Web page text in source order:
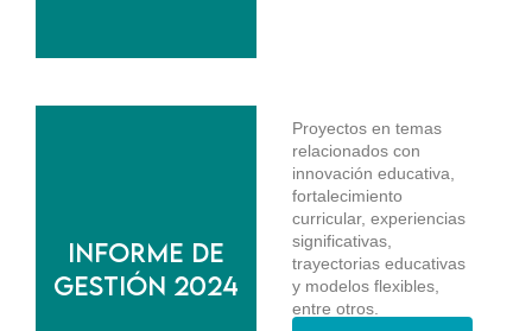
Informe de
gestión 2024
Proyectos en temas
relacionados con
innovación educativa,
fortalecimiento
curricular, experiencias
significativas,
trayectorias educativas
y modelos flexibles,
entre otros.